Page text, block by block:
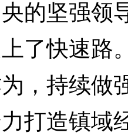
的坚强领
了快速路
，持续做
打造镇域